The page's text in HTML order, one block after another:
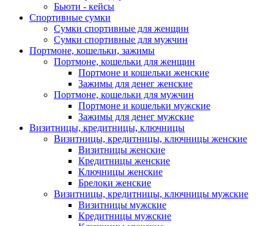
Бьюти - кейсы
Спортивные сумки
Сумки спортивные для женщин
Сумки спортивные для мужчин
Портмоне, кошельки, зажимы
Портмоне, кошельки для женщин
Портмоне и кошельки женские
Зажимы для денег женские
Портмоне, кошельки для мужчин
Портмоне и кошельки мужские
Зажимы для денег мужские
Визитницы, кредитницы, ключницы
Визитницы, кредитницы, ключницы женские
Визитницы женские
Кредитницы женские
Ключницы женские
Брелоки женские
Визитницы, кредитницы, ключницы мужские
Визитницы мужские
Кредитницы мужские